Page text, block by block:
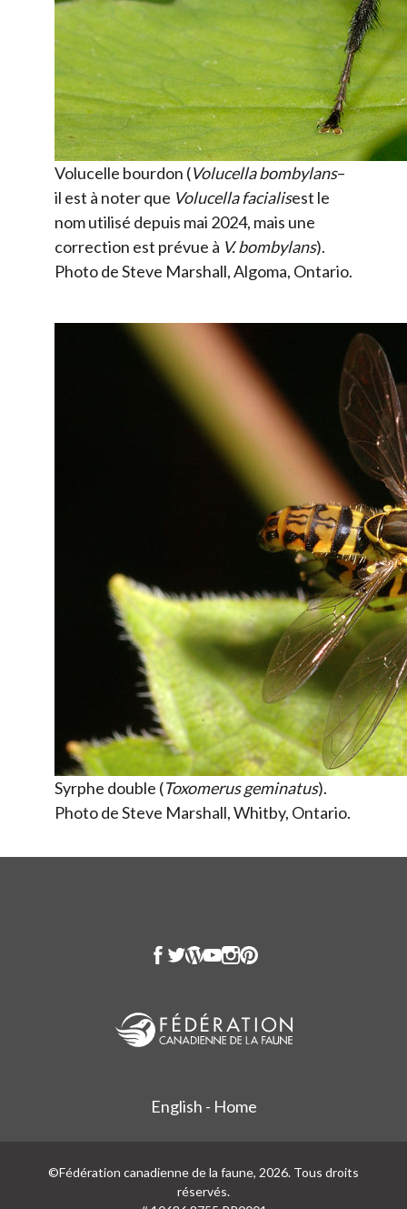
Volucelle bourdon (Volucella bombylans–
il est à noter que Volucella facialisest le
nom utilisé depuis mai 2024, mais une
correction est prévue à V. bombylans).
Photo de Steve Marshall, Algoma, Ontario.
Syrphe double (Toxomerus geminatus).
Photo de Steve Marshall, Whitby, Ontario.
English - Home
©Fédération canadienne de la faune, 2026. Tous droits
réservés.